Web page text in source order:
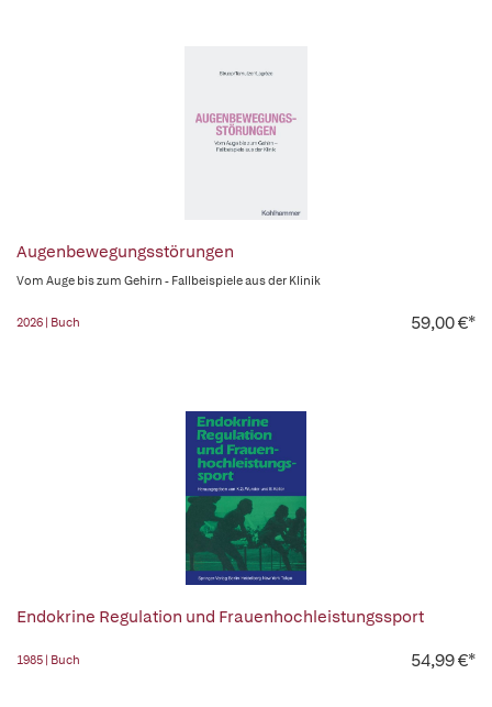
Augenbewegungsstörungen
Vom Auge bis zum Gehirn - Fallbeispiele aus der Klinik
2026 | Buch 59,00 €*
Endokrine Regulation und Frauenhochleistungssport
1985 | Buch 54,99 €*